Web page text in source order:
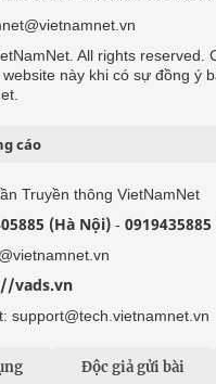
All rights reserved.
này khi có sự đồng ý
cáo
Truyền thông VietNamNet
(Hà Nội) -
vads.vn
support@tech.vietnamnet.vn
Độc giả gửi bài